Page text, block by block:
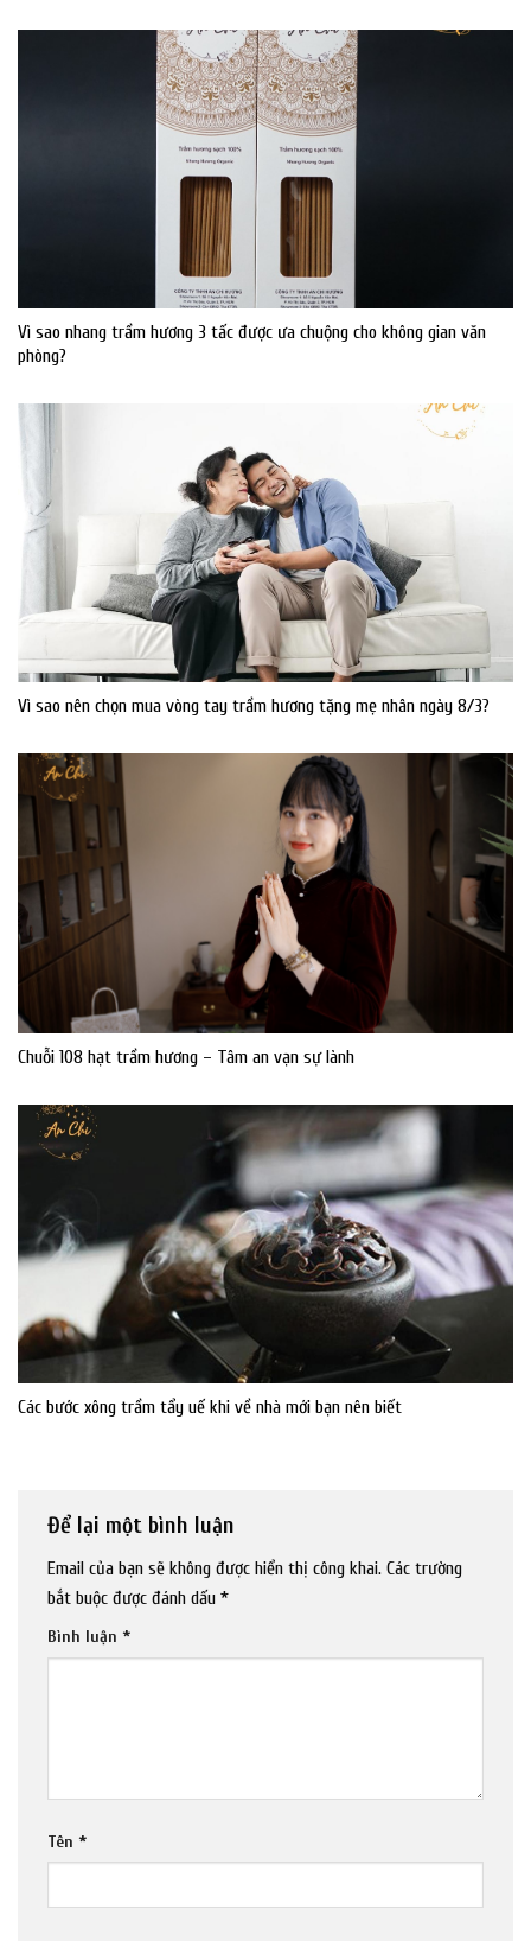
Vì sao nhang trầm hương 3 tấc được ưa chuộng cho không gian văn
phòng?
Vì sao nên chọn mua vòng tay trầm hương tặng mẹ nhân ngày 8/3?
Chuỗi 108 hạt trầm hương – Tâm an vạn sự lành
Các bước xông trầm tẩy uế khi về nhà mới bạn nên biết
Để lại một bình luận
Email của bạn sẽ không được hiển thị công khai. Các trường
bắt buộc được đánh dấu *
Bình luận *
Tên *